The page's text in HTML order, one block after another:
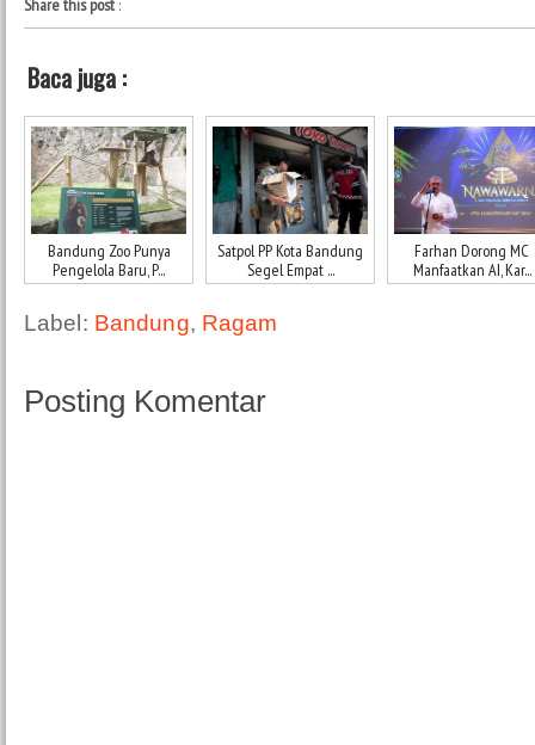
Share this post:
Baca juga :
Bandung Zoo Punya
Pengelola Baru, P...
Satpol PP Kota Bandung
Segel Empat ...
Farhan Dorong MC
Manfaatkan AI, Kar...
Label: Bandung, Ragam
Posting Komentar